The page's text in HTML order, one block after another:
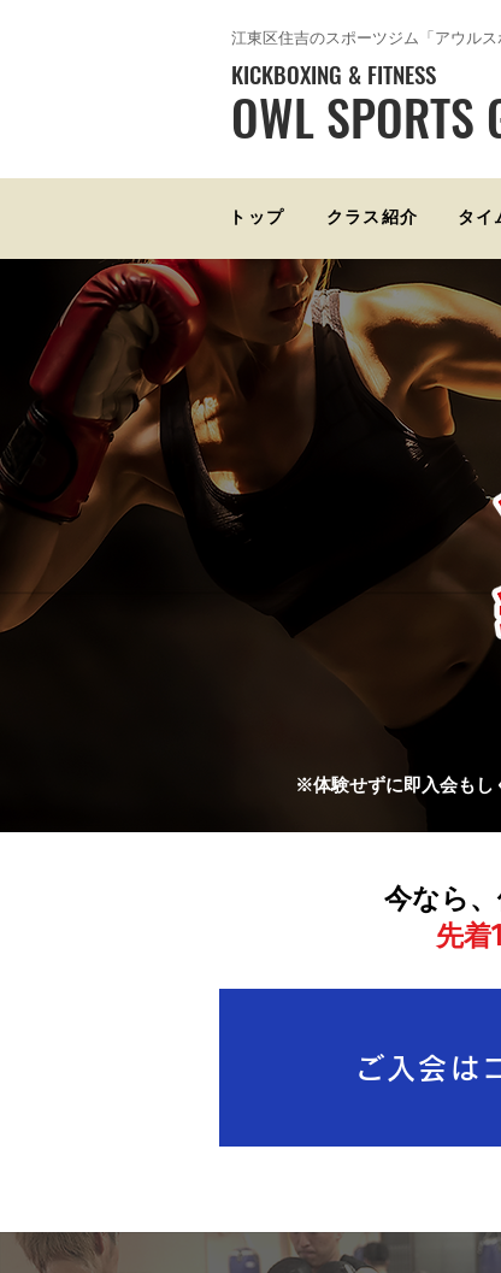
江東区住吉のスポーツジム「アウルス
KICKBOXING & FITNESS
OWL SPORTS
トップ クラス紹介 タイ
※体験せずに即入会もし
今なら
先着
ご入会は